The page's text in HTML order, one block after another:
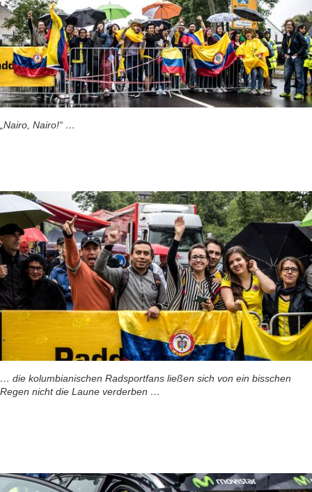
„Nairo, Nairo!“ …
… die kolumbianischen Radsportfans ließen sich von ein bisschen
Regen nicht die Laune verderben …